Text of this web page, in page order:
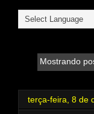
Mostrando
terça-feira, 8 de